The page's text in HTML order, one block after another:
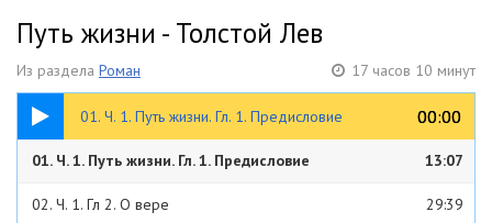
Путь жизни - Толстой Лев
Из раздела Роман 17 часов 10 минут
01. Ч. 1. Путь жизни. Гл. 1. Предисловие 00:00
00:00
13:07
01. Ч. 1. Путь жизни. Гл. 1. Предисловие 13:07
02. Ч. 1. Гл 2. О вере 29:39